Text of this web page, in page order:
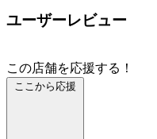
ユーザーレビュー
この店舗を応援する！
ここから応援